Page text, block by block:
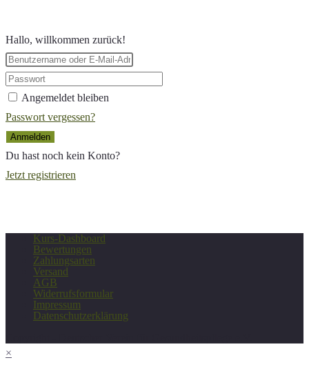
Hallo, willkommen zurück!
Angemeldet bleiben
Passwort vergessen?
Anmelden
Du hast noch kein Konto?
Jetzt registrieren
Kurs-Dashboard
Bewertungen
Zahlungsarten
Versand
AGB
Widerrufsformular
Impressum
Datenschutzerklärung
×